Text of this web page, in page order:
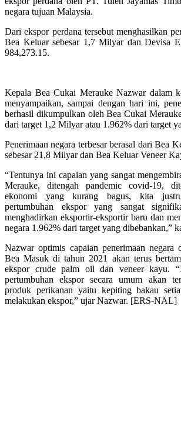
negara tujuan Malaysia.
Dari ekspor perdana tersebut menghasilkan
Bea Keluar sebesar 1,7 Milyar dan Devisa
984,273.15.
Kepala Bea Cukai Merauke Nazwar dalam
menyampaikan, sampai dengan hari ini,
berhasil dikumpulkan oleh Bea Cukai
dari target 1,2 Milyar atau 1.962% dari target
Penerimaan negara terbesar berasal dari Bea
sebesar 21,8 Milyar dan Bea Keluar Veneer
“Tentunya ini capaian yang sangat
Merauke, ditengah pandemic covid-19,
ekonomi yang kurang bagus, kita
pertumbuhan ekspor yang sangat
menghadirkan eksportir-eksportir baru dan
negara 1.962% dari target yang dibebankan,”
Nazwar optimis capaian penerimaan negara
Bea Masuk di tahun 2021 akan terus
ekspor crude palm oil dan veneer kayu.
pertumbuhan ekspor secara umum akan
produk perikanan yaitu kepiting bakau
melakukan ekspor,” ujar Nazwar. [ERS-NAL]